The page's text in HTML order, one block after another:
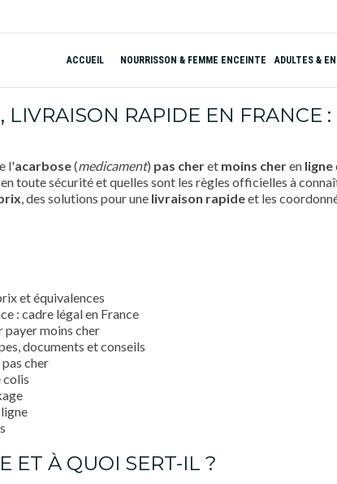
ACCUEIL NOURRISSON & FEMME ENCEINTE ADULTES &
RAPIDE EN FRANCE
l'acarbose(medicament) pas cheret moins cheren ligne
toute sécurité et quelles sont les règles officielles à
, des solutions pour une livraison rapideet les
et équivalences
: cadre légal en France
moins cher
documents et conseils
cher
colis
ET À QUOI SERT-IL ?